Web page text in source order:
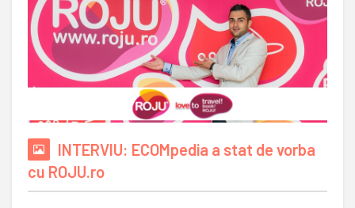
INTERVIU: ECOMpedia a stat de vorba
cu ROJU.ro